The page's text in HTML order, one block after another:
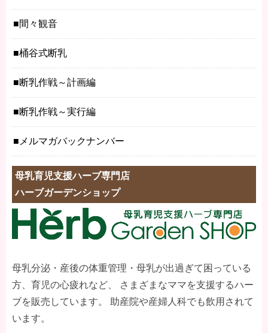
間々観音
桶谷式断乳
断乳作戦～計画編
断乳作戦～実行編
メルマガバックナンバー
母乳育児支援ハーブ専門店
ハーブガーデンショップ
母乳分泌・産後の体重管理・母乳が出過ぎて困っている
方、育児の心疲れなど、 さまざまなママを支援するハー
ブを販売しています。 助産院や産婦人科でも飲用されて
います。